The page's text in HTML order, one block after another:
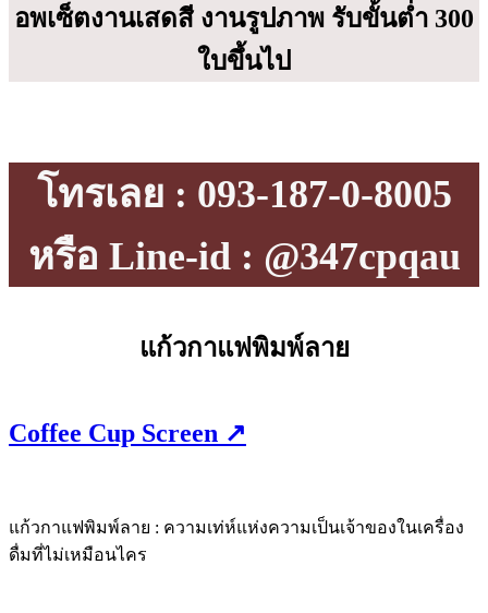
อพเซ็ตงานเสดสี งานรูปภาพ รับขั้นต่ำ 300
ใบขึ้นไป
โทรเลย : 093-187-0-8005
หรือ Line-id : @347cpqau
แก้วกาแฟพิมพ์ลาย
Coffee Cup Screen ↗
แก้วกาแฟพิมพ์ลาย : ความเท่ห์แห่งความเป็นเจ้าของในเครื่อง
ดื่มที่ไม่เหมือนไคร